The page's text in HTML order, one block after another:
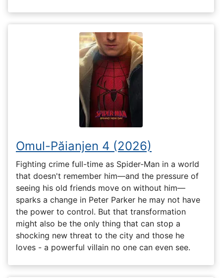
Omul-Păianjen 4 (2026)
Fighting crime full-time as Spider-Man in a world
that doesn't remember him—and the pressure of
seeing his old friends move on without him—
sparks a change in Peter Parker he may not have
the power to control. But that transformation
might also be the only thing that can stop a
shocking new threat to the city and those he
loves - a powerful villain no one can even see.